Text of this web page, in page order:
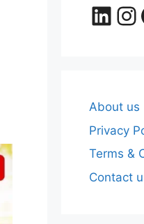
About us
Privacy
Terms &
Contact